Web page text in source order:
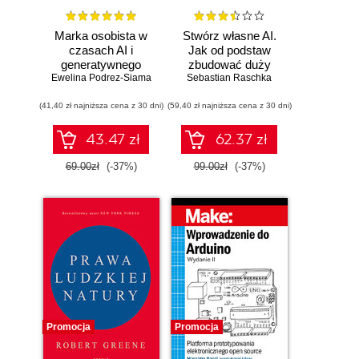
Marka osobista w
czasach AI i
generatywnego
wyszukiwania
Ewelina Podrez-Siama
(41,40 zł najniższa cena z 30 dni)
43.47 zł
69.00zł (-37%)
Stwórz własne AI.
Jak od podstaw
zbudować duży
model językowy
Sebastian Raschka
(59,40 zł najniższa cena z 30 dni)
62.37 zł
99.00zł (-37%)
Promocja Promocja